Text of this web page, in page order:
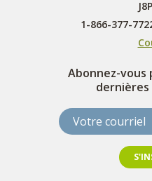
1-866-377-
Abonnez-vous